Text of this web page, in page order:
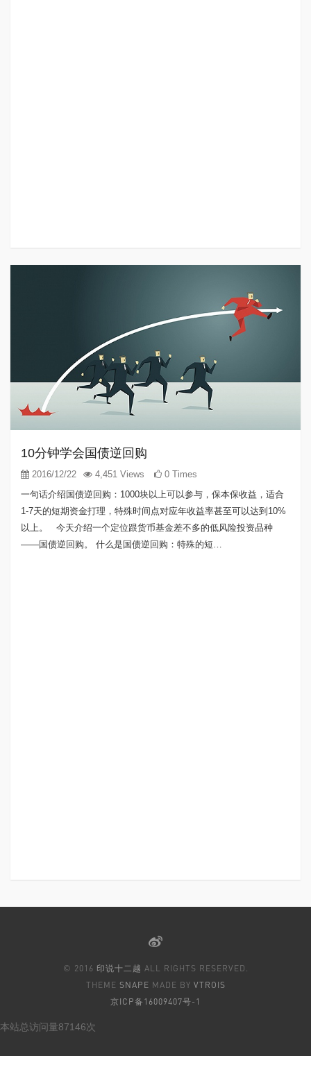
10分钟学会国债逆回购
2016/12/22 4,451 Views
0 Times
一句话介绍国债逆回购：1000块以上可以参与，保本保收益，适合
1-7天的短期资金打理，特殊时间点对应年收益率甚至可以达到10%
以上。 今天介绍一个定位跟货币基金差不多的低风险投资品种
——国债逆回购。 什么是国债逆回购：特殊的短…
© 2016 印说十二越 ALL RIGHTS RESERVED.
THEME SNAPE MADE BY VTROIS
京ICP备16009407号-1
本站总访问量87146次